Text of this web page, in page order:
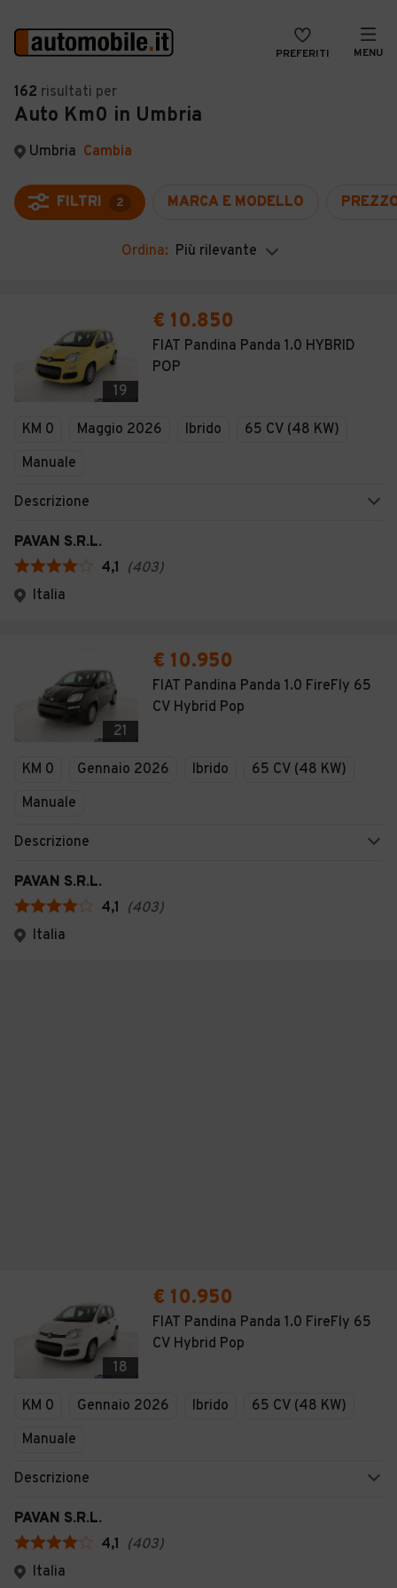
PREFERITI MENU
Auto
Auto usate
Auto Km 0
Auto Nuove
Noleggio a lungo termine
Moto
Camper
Veicoli Commerciali
VENDI
MAGAZINE
ACCEDI
162 risultati per
Auto Km0 in Umbria
Umbria Cambia
FILTRI 2 MARCA E MODELLO
Ordina: Più rilevante
19
€ 10.850
FIAT Pandina Panda 1.0 HYBRID
POP
KM 0 Maggio 2026 Ibrido
65 CV (48 KW)
Manuale
Descrizione
PAVAN S.R.L.
4,1 (403)
Italia
21
€ 10.950
FIAT Pandina Panda 1.0 FireFly 65
CV Hybrid Pop
KM 0 Gennaio 2026 Ibrido
65 CV (48 KW)
Manuale
Descrizione
PAVAN S.R.L.
4,1 (403)
Italia
18
€ 10.950
FIAT Pandina Panda 1.0 FireFly 65
CV Hybrid Pop
KM 0 Gennaio 2026 Ibrido
65 CV (48 KW)
Manuale
Descrizione
PAVAN S.R.L.
4,1 (403)
Italia